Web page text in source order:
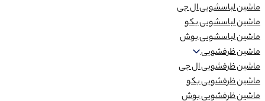
ماشین لباسشویی ال جی
ماشین لباسشویی بکو
ماشین لباسشویی بوش
ماشین ظرفشویی
ماشین ظرفشویی ال جی
ماشین ظرفشویی بکو
ماشین ظرفشویی بوش